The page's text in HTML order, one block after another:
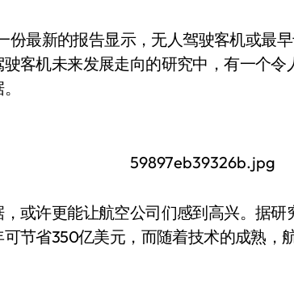
份最新的报告显示，无人驾驶客机或最
客机未来发展走向的研究中，有一个
或许更能让航空公司们感到高兴。据
节省350亿美元，而随着技术的成熟，